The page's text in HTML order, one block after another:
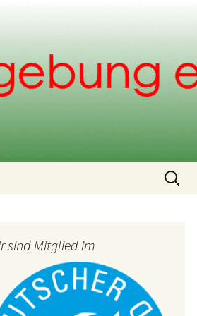
Search
for:
sind Mitglied im